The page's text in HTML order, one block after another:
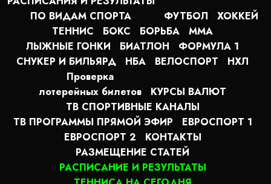
ПО ВИДАМ СПОРТА
ФУТБОЛ
ХОККЕЙ
ТЕННИС
БОКС БОРЬБА
MMA
ЛЫЖНЫЕ ГОНКИ
БИАТЛОН
ФОРМУЛА 1
СНУКЕР И БИЛЬЯРД
НБА ВЕЛОСПОРТ
НХЛ
Проверка
лотерейных билетов
КУРСЫ ВАЛЮТ
ТВ СПОРТИВНЫЕ КАНАЛЫ
ТВ ПРОГРАММЫ ПРЯМОЙ ЭФИР
ЕВРОСПОРТ 1
ЕВРОСПОРТ 2
КОНТАКТЫ
РАЗМЕЩЕНИЕ СТАТЕЙ
РАСПИСАНИЕ И РЕЗУЛЬТАТЫ